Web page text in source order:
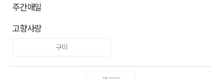
주간매일
고향사랑
구미